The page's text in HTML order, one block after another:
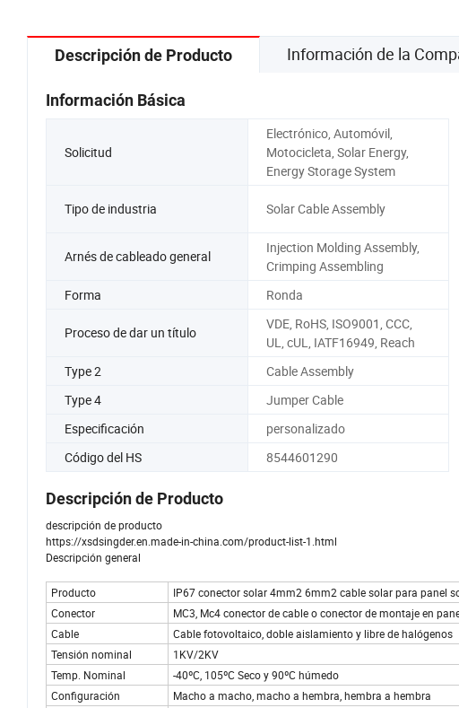
Descripción de Producto Información de la
Información Básica
Solicitud
Electrónico, Automóvil,
Motocicleta, Solar Energy,
Energy Storage System
Tipo de industria Solar Cable Assembly
Arnés de cableado general
Injection Molding Assembly,
Crimping Assembling
Forma
Ronda
Proceso de dar un título
VDE, RoHS, ISO9001, CCC,
UL, cUL, IATF16949, Reach
Type 2 Cable Assembly
Type 4
Jumper Cable
Especificación
personalizado
Código del HS
8544601290
Descripción de Producto
descripción de producto
https://xsdsingder.en.made-in-china.com/product-list-1.html
Descripción general
Producto
IP67 conector solar 4mm2 6mm2 cable solar para panel
Conector
MC3, Mc4 conector de cable o conector de montaje en
Cable
Cable fotovoltaico, doble aislamiento y libre de halógenos
Tensión nominal
1KV/2KV
Temp. Nominal
-40ºC, 105ºC Seco y 90ºC húmedo
Configuración
Macho a macho, macho a hembra, hembra a hembra